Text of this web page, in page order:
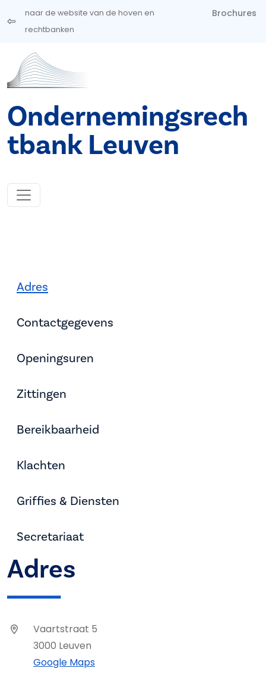
Overslaan en naar de inhoud gaan
naar de website van de hoven en
rechtbanken
Brochures
Ondernemingsrech
tbank Leuven
Adres
Contactgegevens
Openingsuren
Zittingen
Bereikbaarheid
Klachten
Griffies & Diensten
Secretariaat
Adres
Vaartstraat 5
3000 Leuven
Google Maps